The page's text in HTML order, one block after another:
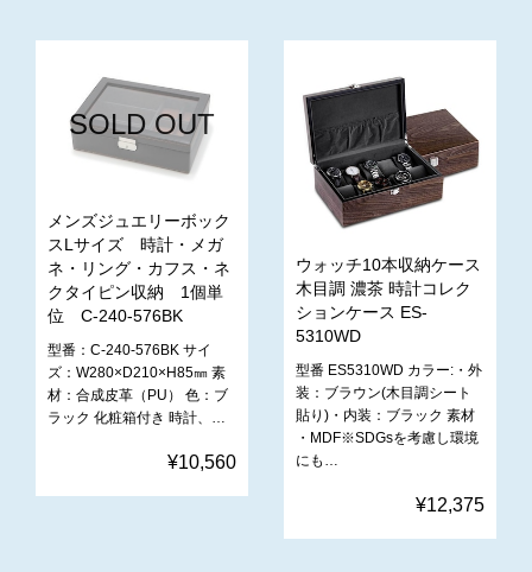
SOLD OUT
メンズジュエリーボック
スLサイズ 時計・メガ
ネ・リング・カフス・ネ
クタイピン収納 1個単
位 C-240-576BK
型番：C-240-576BK サイ
ズ：‎W280×D210×H85㎜ 素
材：合成皮革（PU） 色：ブ
ラック 化粧箱付き 時計、…
¥10,560
ウォッチ10本収納ケース
木目調 濃茶 時計コレク
ションケース ES-
5310WD
型番 ES5310WD カラー:・外
装：ブラウン(木目調シート
貼り)・内装：ブラック 素材
・MDF※SDGsを考慮し環境
にも…
¥12,375